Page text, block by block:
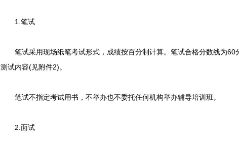
1.笔试
笔试采用现场纸笔考试形式，成绩按百分制计算。笔试合格分数线为60
测试内容(见附件2)。
笔试不指定考试用书，不举办也不委托任何机构举办辅导培训班。
2.面试